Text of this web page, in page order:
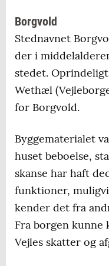
Borgvold
Stednavnet
der i
stedet.
Wethæl
for Borgvold.
Byggematerialet
huset beboelse,
skanse har haft
funktioner,
kender det fra
Fra borgen kunne
Vejles skatter og